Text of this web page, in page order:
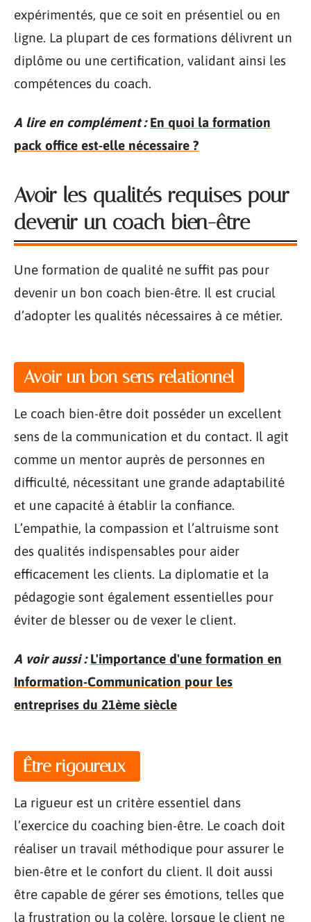
expérimentés, que ce soit en présentiel ou en
ligne. La plupart de ces formations délivrent un
diplôme ou une certification, validant ainsi les
compétences du coach.
A lire en complément : En quoi la formation
pack office est-elle nécessaire ?
Avoir les qualités requises pour
devenir un coach bien-être
Une formation de qualité ne suffit pas pour
devenir un bon coach bien-être. Il est crucial
d’adopter les qualités nécessaires à ce métier.
Avoir un bon sens relationnel
Le coach bien-être doit posséder un excellent
sens de la communication et du contact. Il agit
comme un mentor auprès de personnes en
difficulté, nécessitant une grande adaptabilité
et une capacité à établir la confiance.
L’empathie, la compassion et l’altruisme sont
des qualités indispensables pour aider
efficacement les clients. La diplomatie et la
pédagogie sont également essentielles pour
éviter de blesser ou de vexer le client.
A voir aussi : L'importance d'une formation en
Information-Communication pour les
entreprises du 21ème siècle
Être rigoureux
La rigueur est un critère essentiel dans
l’exercice du coaching bien-être. Le coach doit
réaliser un travail méthodique pour assurer le
bien-être et le confort du client. Il doit aussi
être capable de gérer ses émotions, telles que
la frustration ou la colère, lorsque le client ne